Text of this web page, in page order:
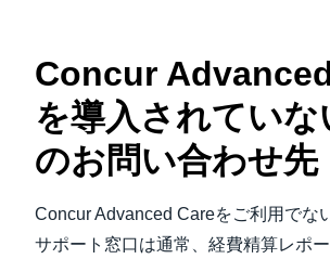
Concur
を導入されていな
のお問い合わせ先
Concur Advanced Careをご利用でな
サポート窓口は通常、経費精算レポ